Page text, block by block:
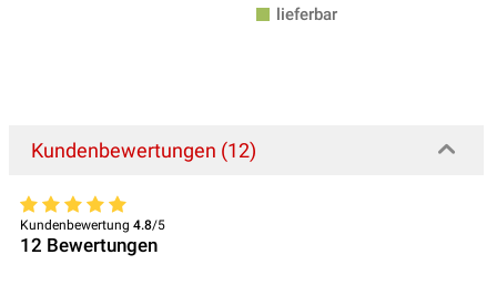
lieferbar
Kundenbewertungen (12)
Kundenbewertung 4.8/5
12 Bewertungen